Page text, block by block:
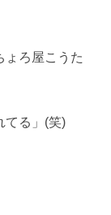
ろ屋こうた
てる」(笑)